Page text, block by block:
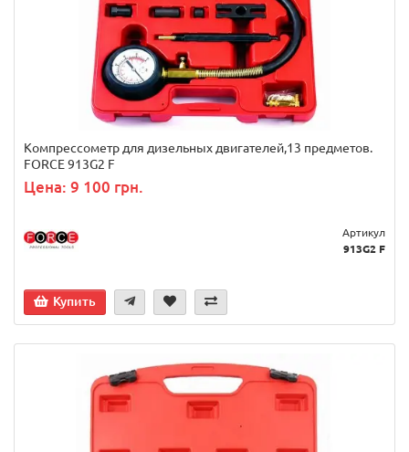
Компрессометр для дизельных двигателей,13 предметов.
FORCE 913G2 F
Цена: 9 100 грн.
Артикул
913G2 F
Купить